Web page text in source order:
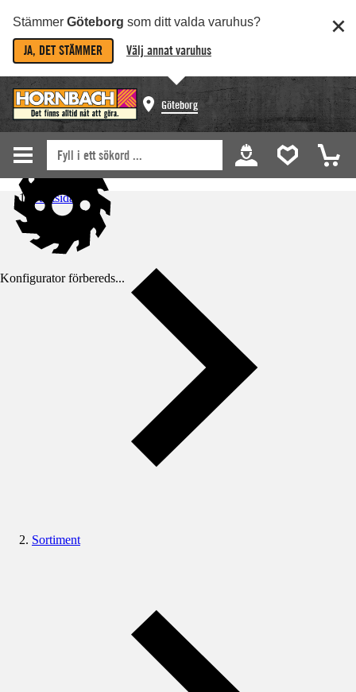
Stämmer Göteborg som ditt valda varuhus?
JA, DET STÄMMER Välj annat varuhus
Göteborg
Konfigurator förbereds...
Startsida
Sortiment